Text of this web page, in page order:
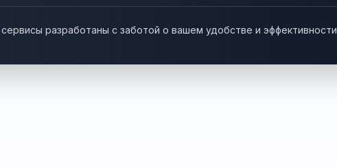
сервисы разработаны с заботой о вашем удобстве и эффективности